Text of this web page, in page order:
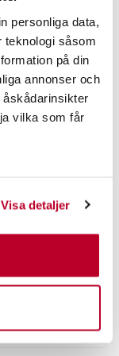
personliga data,
teknologi såsom
på din
annonser och
åskådarinsikter
vilka som får
skanna den för
när som
Visa detaljer
FLATNOSE
Pack 5-pack
LÄS MER